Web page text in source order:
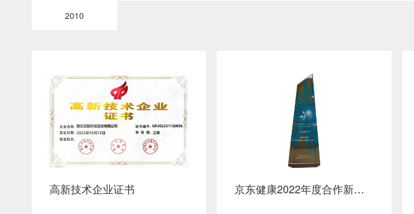
2010
高新技术企业证书 京东健康2022年度合作新锐服务商“铁冬青”奖